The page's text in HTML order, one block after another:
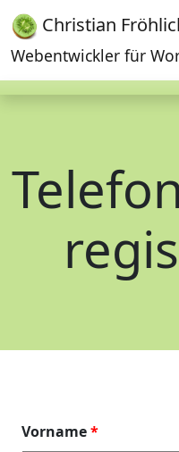
Christian
Webentwickler für
Vorname*